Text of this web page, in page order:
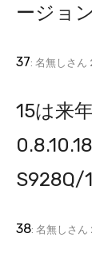
ージョ
37: 名無しさん
15は来
S928Q/
38: 名無しさ